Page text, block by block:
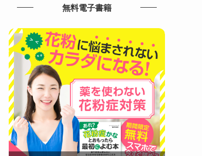
無料電子書籍